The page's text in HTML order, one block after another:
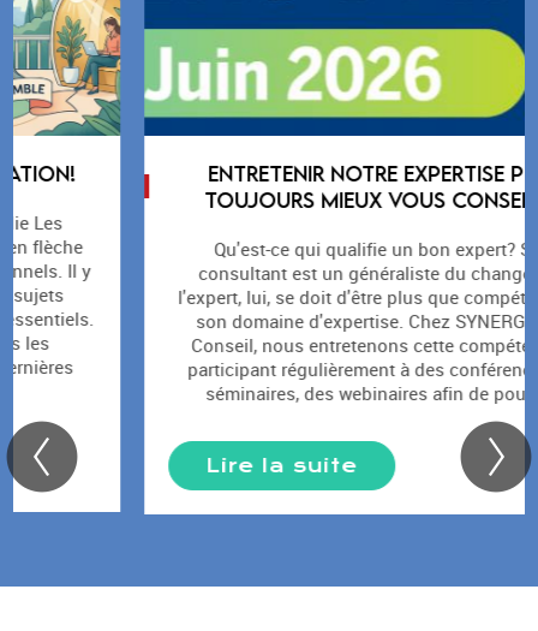
ENTRETENIR NOTRE EXPERTISE POUR
TOUJOURS MIEUX VOUS CONSEILLER
Qu'est-ce qui qualifie un bon expert? Si un
consultant est un généraliste du changement,
l'expert, lui, se doit d'être plus que compétent dans
son domaine d'expertise. Chez SYNERG'ETHIC
Conseil, nous entretenons cette compétence en
participant régulièrement à des conférences, des
séminaires, des webinaires afin de pouvoir...
Lire la suite